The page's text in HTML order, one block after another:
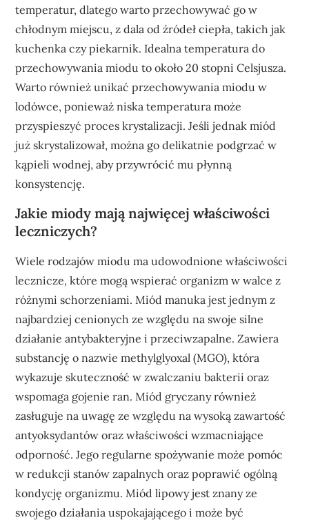
temperatur, dlatego warto przechowywać go w
chłodnym miejscu, z dala od źródeł ciepła, takich jak
kuchenka czy piekarnik. Idealna temperatura do
przechowywania miodu to około 20 stopni Celsjusza.
Warto również unikać przechowywania miodu w
lodówce, ponieważ niska temperatura może
przyspieszyć proces krystalizacji. Jeśli jednak miód
już skrystalizował, można go delikatnie podgrzać w
kąpieli wodnej, aby przywrócić mu płynną
konsystencję.
Jakie miody mają najwięcej właściwości
leczniczych?
Wiele rodzajów miodu ma udowodnione właściwości
lecznicze, które mogą wspierać organizm w walce z
różnymi schorzeniami. Miód manuka jest jednym z
najbardziej cenionych ze względu na swoje silne
działanie antybakteryjne i przeciwzapalne. Zawiera
substancję o nazwie methylglyoxal (MGO), która
wykazuje skuteczność w zwalczaniu bakterii oraz
wspomaga gojenie ran. Miód gryczany również
zasługuje na uwagę ze względu na wysoką zawartość
antyoksydantów oraz właściwości wzmacniające
odporność. Jego regularne spożywanie może pomóc
w redukcji stanów zapalnych oraz poprawić ogólną
kondycję organizmu. Miód lipowy jest znany ze
swojego działania uspokajającego i może być